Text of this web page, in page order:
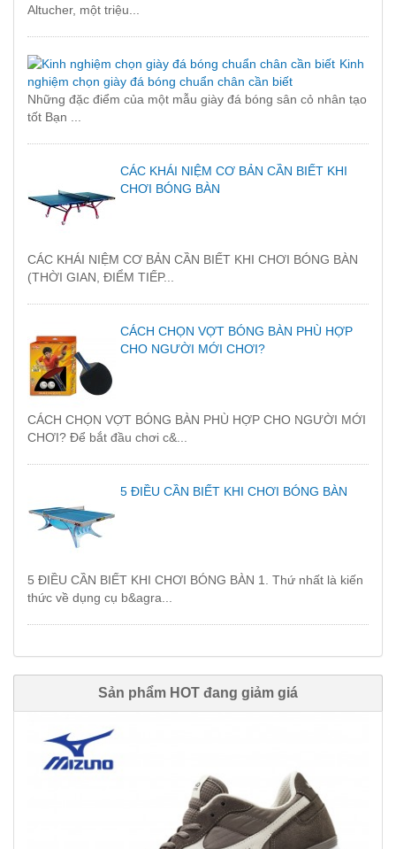
Altucher, một triệu...
Kinh
nghiệm chọn giày đá bóng chuẩn chân cần biết
Những đặc điểm của một mẫu giày đá bóng sân cỏ nhân tạo
tốt Bạn ...
CÁC KHÁI NIỆM CƠ BẢN CẦN BIẾT KHI
CHƠI BÓNG BÀN
CÁC KHÁI NIỆM CƠ BẢN CẦN BIẾT KHI CHƠI BÓNG BÀN
(THỜI GIAN, ĐIỂM TIẾP...
CÁCH CHỌN VỢT BÓNG BÀN PHÙ HỢP
CHO NGƯỜI MỚI CHƠI?
CÁCH CHỌN VỢT BÓNG BÀN PHÙ HỢP CHO NGƯỜI MỚI
CHƠI? Để bắt đầu chơi c&...
5 ĐIỀU CẦN BIẾT KHI CHƠI BÓNG BÀN
5 ĐIỀU CẦN BIẾT KHI CHƠI BÓNG BÀN 1. Thứ nhất là kiến
thức về dụng cụ b&agra...
Sản phẩm HOT đang giảm giá